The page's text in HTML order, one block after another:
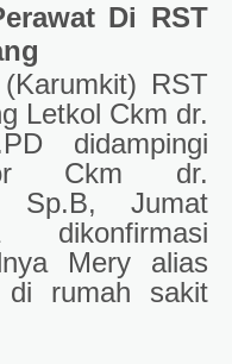
Di RST
RST
Letkol Ckm dr.
didampingi
Ckm dr.
Sp.B, Jumat
dikonfirmasi
Mery alias
di rumah sakit